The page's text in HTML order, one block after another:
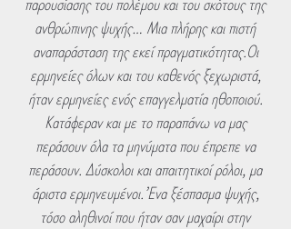
ανθρώπινης ψυχής… Μια πλήρης και πιστή
αναπαράσταση της εκεί πραγματικότητας.Οι
ερμηνείες όλων και του καθενός ξεχωριστά,
ήταν ερμηνείες ενός επαγγελματία ηθοποιού.
Κατάφεραν και με το παραπάνω να μας
περάσουν όλα τα μηνύματα που έπρεπε να
περάσουν. Δύσκολοι και απαιτητικοί ρόλοι, μα
άριστα ερμηνευμένοι.’Ενα ξέσπασμα ψυχής,
τόσο αληθινοί που ήταν σαν μαχαίρι στην